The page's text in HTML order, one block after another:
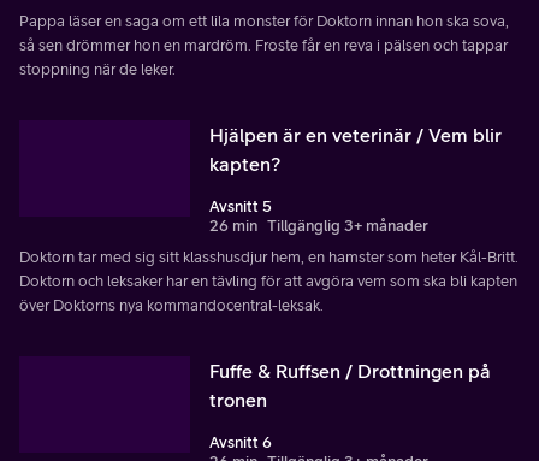
Pappa läser en saga om ett lila monster för Doktorn innan hon ska sova,
så sen drömmer hon en mardröm. Froste får en reva i pälsen och tappar
stoppning när de leker.
Hjälpen är en veterinär / Vem blir
kapten?
Avsnitt 5
26 min Tillgänglig 3+ månader
Doktorn tar med sig sitt klasshusdjur hem, en hamster som heter Kål-Britt.
Doktorn och leksaker har en tävling för att avgöra vem som ska bli kapten
över Doktorns nya kommandocentral-leksak.
Fuffe & Ruffsen / Drottningen på
tronen
Avsnitt 6